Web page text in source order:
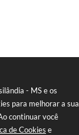
- MS e os
para melhorar a sua
continuar você
de Cookies e